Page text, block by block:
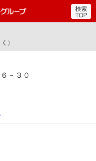
郵便局・日本郵政グルー
検索
TOP
）
－３０